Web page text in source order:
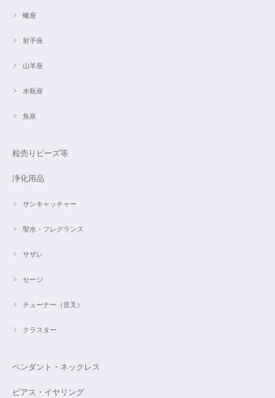
蠍座
射手座
山羊座
水瓶座
魚座
粒売りビーズ等
浄化用品
サンキャッチャー
聖水・フレグランス
サザレ
セージ
チューナー（音叉）
クラスター
ペンダント・ネックレス
ピアス・イヤリング